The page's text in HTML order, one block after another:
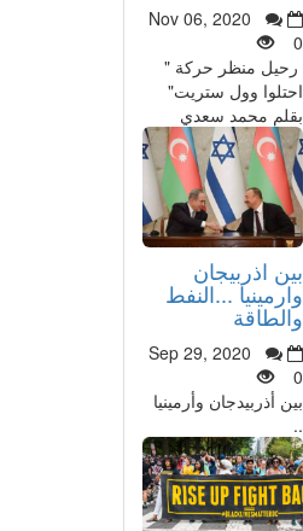
Nov 06, 2020
0
رحيل منظر حركة "
احتلوا وول ستريت"
بقلم محمد سعدي
بين اذربيجان
وارمينيا ...النفط
والطاقة
Sep 29, 2020
0
بين أذربيدجان وأرمينيا
..